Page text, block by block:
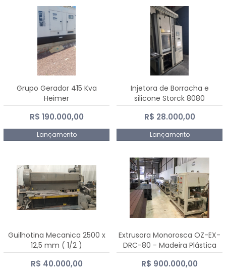
Grupo Gerador 415 Kva
Heimer
R$ 190.000,00
Lançamento
Injetora de Borracha e
silicone Storck 8080
R$ 28.000,00
Lançamento
Guilhotina Mecanica 2500 x
12,5 mm ( 1/2 )
R$ 40.000,00
Extrusora Monorosca OZ-EX-
DRC-80 - Madeira Plástica
R$ 900.000,00